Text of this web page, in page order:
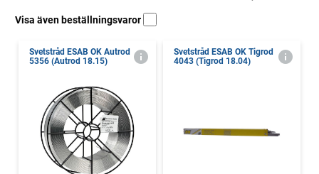
Visa även beställningsvaror
Svetstråd ESAB OK Autrod
5356 (Autrod 18.15)
Svetstråd ESAB OK Tigrod
4043 (Tigrod 18.04)